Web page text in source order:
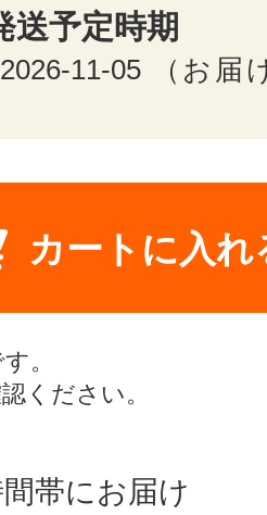
送予定時期
11-05 （お届
カートに入れ
。
ください。
帯にお届け